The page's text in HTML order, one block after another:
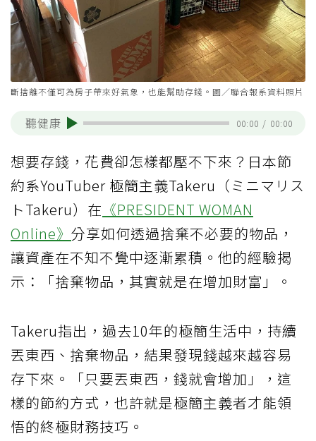
斷捨離不僅可為房子帶來好氣象，也能幫助存錢。圖／聯合報系資料照片
聽健康 00:00 / 00:00
想要存錢，花費卻怎樣都壓不下來？日本節
約系YouTuber 極簡主義Takeru（ミニマリス
トTakeru）在 《PRESIDENT WOMAN
Online》 分享如何透過捨棄不必要的物品，
讓資產在不知不覺中逐漸累積。他的經驗揭
示：「捨棄物品，其實就是在增加財富」。
Takeru指出，過去10年的極簡生活中，持續
丟東西、捨棄物品，結果發現錢越來越容易
存下來。「只要丟東西，錢就會增加」，這
樣的節約方式，也許就是極簡主義者才能領
悟的終極財務技巧。